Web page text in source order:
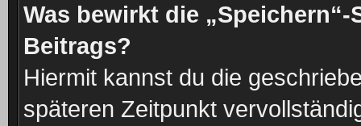
Was bewirkt die
Beitrags?
Hiermit kannst du die
späteren Zeitpunkt